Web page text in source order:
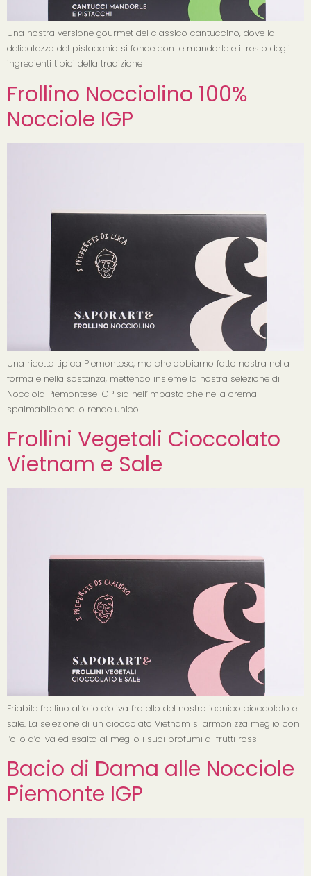
Una nostra versione gourmet del classico cantuccino, dove la
delicatezza del pistacchio si fonde con le mandorle e il resto degli
ingredienti tipici della tradizione
Frollino Nocciolino 100%
Nocciole IGP
Una ricetta tipica Piemontese, ma che abbiamo fatto nostra nella
forma e nella sostanza, mettendo insieme la nostra selezione di
Nocciola Piemontese IGP sia nell’impasto che nella crema
spalmabile che lo rende unico.
Frollini Vegetali Cioccolato
Vietnam e Sale
Friabile frollino all’olio d’oliva fratello del nostro iconico cioccolato e
sale. La selezione di un cioccolato Vietnam si armonizza meglio con
l’olio d’oliva ed esalta al meglio i suoi profumi di frutti rossi
Bacio di Dama alle Nocciole
Piemonte IGP